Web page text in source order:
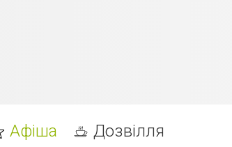
Афіша Дозвілля